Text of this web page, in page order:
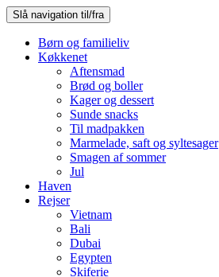
Slå navigation til/fra
Børn og familieliv
Køkkenet
Aftensmad
Brød og boller
Kager og dessert
Sunde snacks
Til madpakken
Marmelade, saft og syltesager
Smagen af sommer
Jul
Haven
Rejser
Vietnam
Bali
Dubai
Egypten
Skiferie